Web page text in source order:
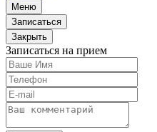
Меню
Записаться
Закрыть
Записаться на прием